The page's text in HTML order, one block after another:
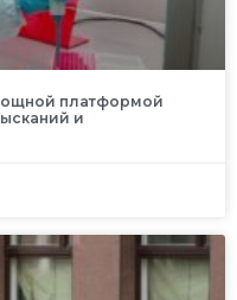
платформой
и